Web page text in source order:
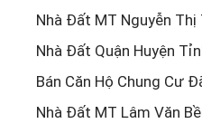
Nhà Đất MT Nguyễn Thị
Nhà Đất Quận Huyện
Bán Căn Hộ Chung Cư
Nhà Đất MT Lâm Văn